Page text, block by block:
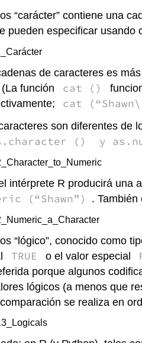
“carácter” contiene una
pueden especificar usando
de caracteres es
función
cat ()
cat
son diferentes de
() y
intérprete R producirá una
(“Shawn”) .
“lógico”, conocido como
TRUE o el valor especial
porque algunos
lógicos (a menos que
se realiza en